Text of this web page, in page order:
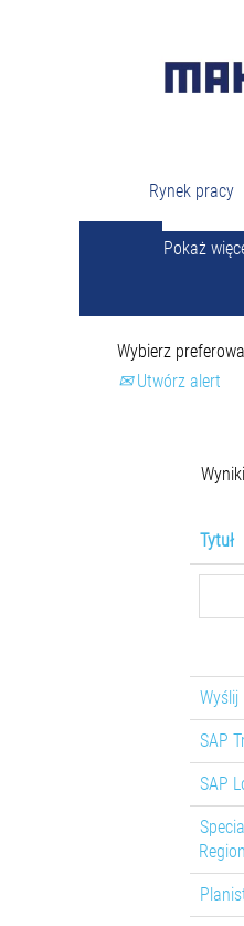
Rynek pracy
Pokaż
Wybierz
Utwórz alert
Wyniki
Tytuł
Wyślij
SAP
SAP